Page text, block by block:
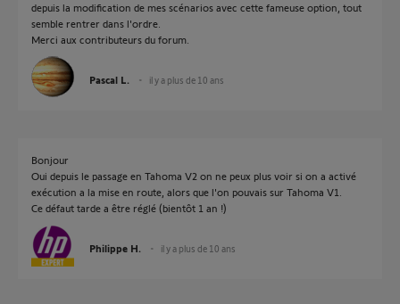
depuis la modification de mes scénarios avec cette fameuse option, tout
semble rentrer dans l'ordre.
Merci aux contributeurs du forum.
Pascal L. il y a plus de 10 ans
Bonjour
Oui depuis le passage en Tahoma V2 on ne peux plus voir si on a activé
exécution a la mise en route, alors que l'on pouvais sur Tahoma V1.
Ce défaut tarde a être réglé (bientôt 1 an !)
Philippe H. il y a plus de 10 ans